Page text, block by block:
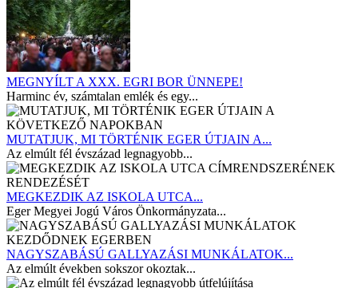
MEGNYÍLT A XXX. EGRI BOR ÜNNEPE!
Harminc év, számtalan emlék és egy...
MUTATJUK, MI TÖRTÉNIK EGER ÚTJAIN A...
Az elmúlt fél évszázad legnagyobb...
MEGKEZDIK AZ ISKOLA UTCA...
Eger Megyei Jogú Város Önkormányzata...
NAGYSZABÁSÚ GALLYAZÁSI MUNKÁLATOK...
Az elmúlt években sokszor okoztak...